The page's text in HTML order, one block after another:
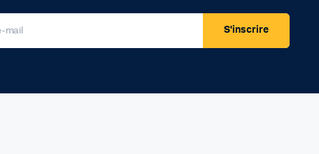
S'inscrire